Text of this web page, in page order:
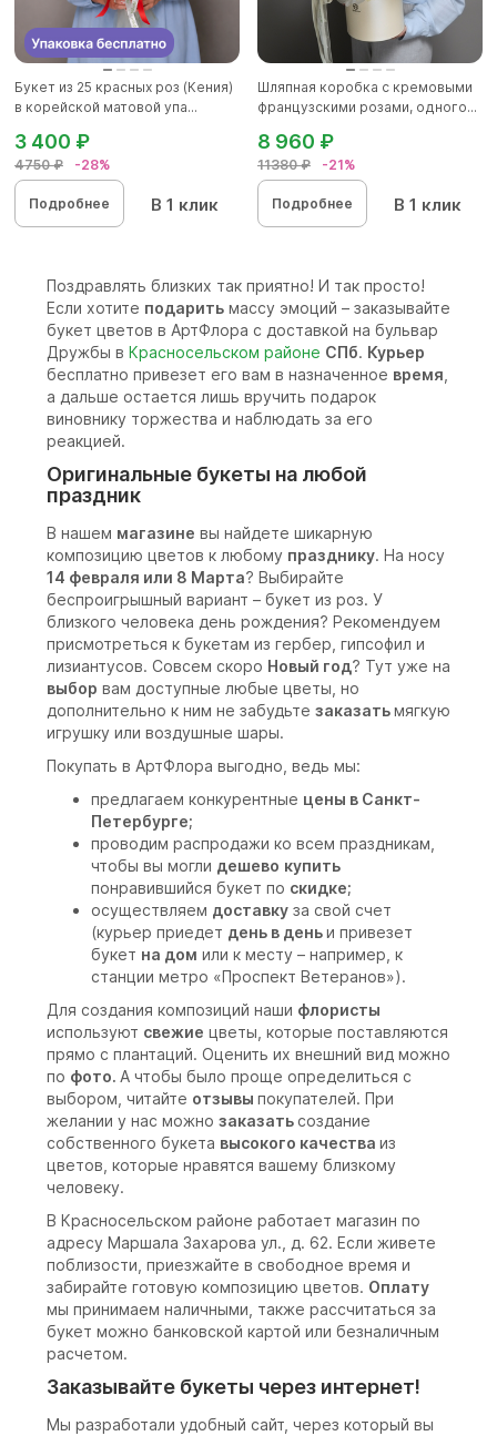
Букет из 25 красных роз (Кения)
в корейской матовой упа...
4750 ₽ -28%
3 400 ₽
Подробнее В 1 клик
Шляпная коробка с кремовыми
французскими розами, одного...
11380 ₽ -21%
8 960 ₽
Подробнее В 1 клик
Поздравлять близких так приятно! И так просто!
Если хотите подарить массу эмоций – заказывайте
букет цветов в АртФлора с доставкой на бульвар
Дружбы в Красносельском районе СПб. Курьер
бесплатно привезет его вам в назначенное время,
а дальше остается лишь вручить подарок
виновнику торжества и наблюдать за его
реакцией.
Оригинальные букеты на любой
праздник
В нашем магазине вы найдете шикарную
композицию цветов к любому празднику. На носу
14 февраля или 8 Марта? Выбирайте
беспроигрышный вариант – букет из роз. У
близкого человека день рождения? Рекомендуем
присмотреться к букетам из гербер, гипсофил и
лизиантусов. Совсем скоро Новый год? Тут уже на
выбор вам доступные любые цветы, но
дополнительно к ним не забудьте заказатьмягкую
игрушку или воздушные шары.
Покупать в АртФлора выгодно, ведь мы:
предлагаем конкурентные цены в Санкт-
Петербурге;
проводим распродажи ко всем праздникам,
чтобы вы могли дешево купить
понравившийся букет по скидке;
осуществляем доставку за свой счет
(курьер приедет день в деньи привезет
букет на дом или к месту – например, к
станции метро «Проспект Ветеранов»).
Для создания композиций наши флористы
используют свежие цветы, которые поставляются
прямо с плантаций. Оценить их внешний вид можно
по фото. А чтобы было проще определиться с
выбором, читайте отзывы покупателей. При
желании у нас можно заказать создание
собственного букета высокого качества из
цветов, которые нравятся вашему близкому
человеку.
В Красносельском районе работает магазин по
адресу Маршала Захарова ул., д. 62. Если живете
поблизости, приезжайте в свободное время и
забирайте готовую композицию цветов. Оплату
мы принимаем наличными, также рассчитаться за
букет можно банковской картой или безналичным
расчетом.
Заказывайте букеты через интернет!
Мы разработали удобный сайт, через который вы